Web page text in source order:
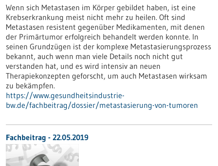
Wenn sich Metastasen im Körper gebildet haben, ist eine
Krebserkrankung meist nicht mehr zu heilen. Oft sind
Metastasen resistent gegenüber Medikamenten, mit denen
der Primärtumor erfolgreich behandelt werden konnte. In
seinen Grundzügen ist der komplexe Metastasierungsprozess
bekannt, auch wenn man viele Details noch nicht gut
verstanden hat, und es wird intensiv an neuen
Therapiekonzepten geforscht, um auch Metastasen wirksam
zu bekämpfen.
https://www.gesundheitsindustrie-
bw.de/fachbeitrag/dossier/metastasierung-von-tumoren
Fachbeitrag - 22.05.2019